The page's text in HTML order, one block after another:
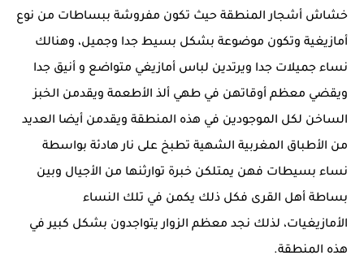
خشاش أشجار المنطقة حيث تكون مفروشة ببساطات من نوع
أمازيغية وتكون موضوعة بشكل بسيط جدا وجميل، وهنالك
نساء جميلات جدا ويرتدين لباس أمازيغي متواضع و أنيق جدا
ويقضي معظم أوقاتهن في طهي ألذ الأطعمة ويقدمن الخبز
الساخن لكل الموجودين في هذه المنطقة ويقدمن أيضا العديد
من الأطباق المغربية الشهية تطبخ على نار هادئة بواسطة
نساء بسيطات فهن يمتلكن خبرة توارثنها من الأجيال وبين
بساطة أهل القرى فكل ذلك يكمن في تلك النساء
الأمازيغيات، لذلك نجد معظم الزوار يتواجدون بشكل كبير في
هذه المنطقة.